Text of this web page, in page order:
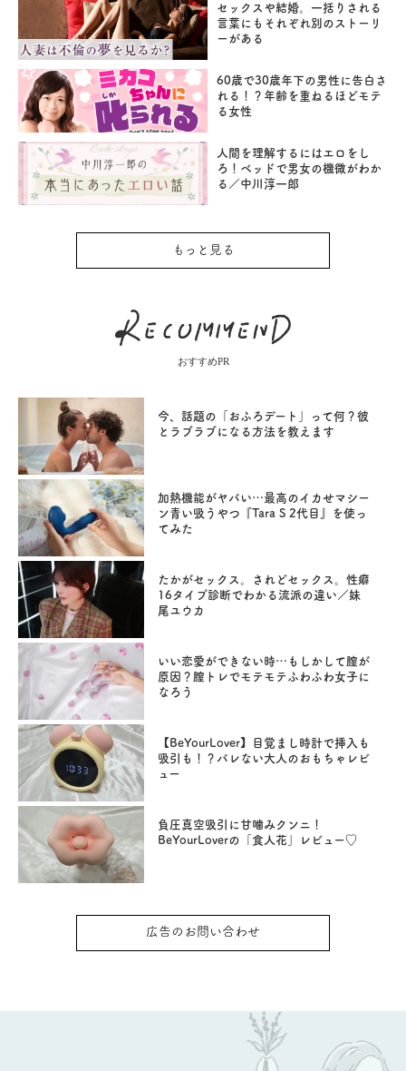
セックスや結婚。一括りされる
言葉にもそれぞれ別のストーリ
ーがある
60歳で30歳年下の男性に告白さ
れる！？年齢を重ねるほどモテ
る女性
人間を理解するにはエロをし
ろ！ベッドで男女の機微がわか
る／中川淳一郎
もっと見る
おすすめPR
今、話題の「おふろデート」って何？彼
とラブラブになる方法を教えます
加熱機能がヤバい…最高のイカせマシー
ン青い吸うやつ『Tara S 2代目』を使っ
てみた
たかがセックス。されどセックス。性癖
16タイプ診断でわかる流派の違い／妹
尾ユウカ
いい恋愛ができない時…もしかして膣が
原因？膣トレでモテモテふわふわ女子に
なろう
【BeYourLover】目覚まし時計で挿入も
吸引も！？バレない大人のおもちゃレビ
ュー
負圧真空吸引に甘噛みクンニ！
BeYourLoverの「食人花」レビュー♡
広告のお問い合わせ